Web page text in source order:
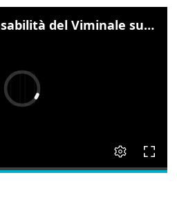
Gualtieri: "Responsabilità del Viminale su Spin Time? La posizione dei partiti è nota"